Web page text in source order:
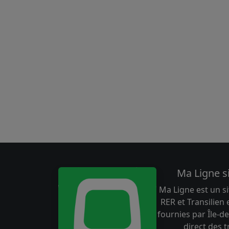
Ma Ligne
Ma Ligne est un
RER et
fournies par Île-
direct des